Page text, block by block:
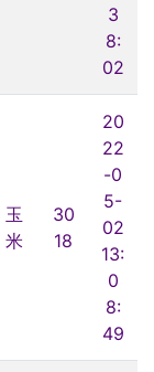
3
8:
02
玉
米
30
18
20
22
-0
5-
02
13:
0
8:
49